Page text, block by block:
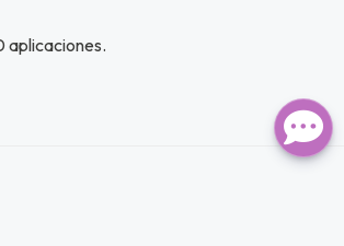
aplicaciones.